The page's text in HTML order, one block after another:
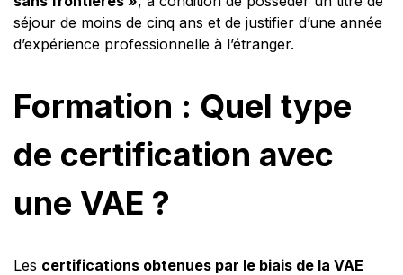
séjour de moins de cinq ans et de justifier d’une année
d’expérience professionnelle à l’étranger.
Formation : Quel type
de certification avec
une VAE ?
Les certifications obtenues par le biais de la VAE